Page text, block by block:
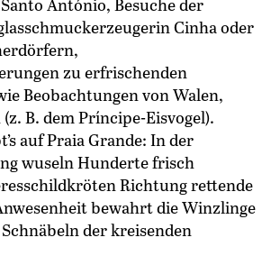
António, Besuche der
Cinha oder
zu erfrischenden
Beobachtungen von ­Walen,
B. dem Príncipe-Eisvogel).
auf Praia Grande: In der
wuseln Hunderte frisch
Richtung rettende
bewahrt die Winzlinge
der kreisenden